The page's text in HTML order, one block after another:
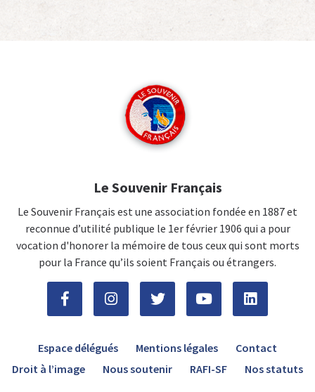
Le Souvenir Français
Le Souvenir Français est une association fondée en 1887 et
reconnue d’utilité publique le 1er février 1906 qui a pour
vocation d'honorer la mémoire de tous ceux qui sont morts
pour la France qu’ils soient Français ou étrangers.
Espace délégués Mentions légales
Contact
Droit à l’image
Nous soutenir RAFI-SF Nos statuts